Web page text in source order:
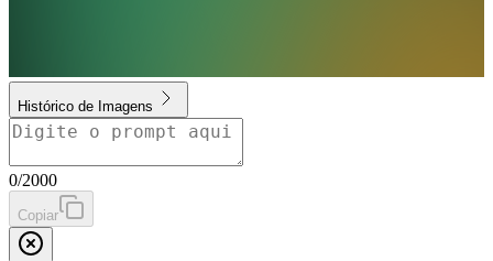
Histórico de Imagens
0/2000
Copiar